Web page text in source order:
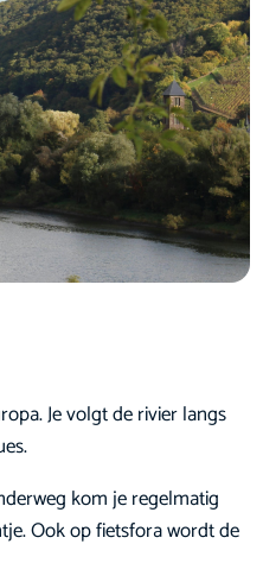
Je volgt de rivier langs
kom je regelmatig
Ook op fietsfora wordt de